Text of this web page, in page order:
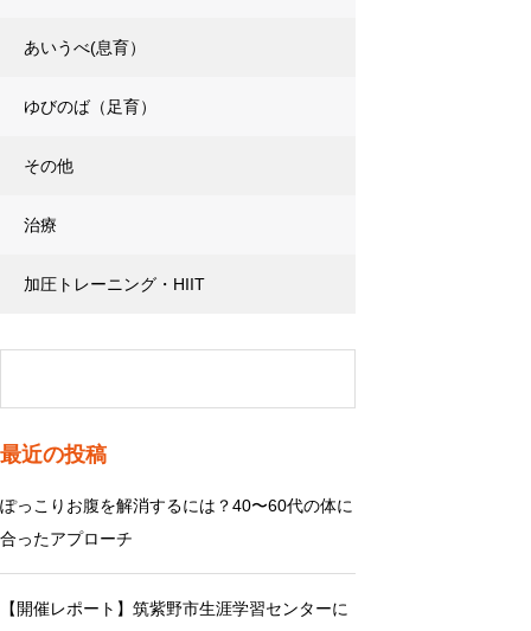
あいうべ(息育）
ゆびのば（足育）
その他
治療
加圧トレーニング・HIIT
最近の投稿
ぽっこりお腹を解消するには？40〜60代の体に
合ったアプローチ
【開催レポート】筑紫野市生涯学習センターに